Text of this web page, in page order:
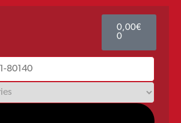
0,00€
0